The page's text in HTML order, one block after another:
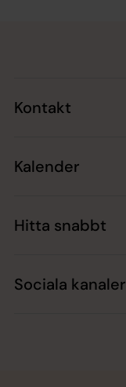
Kontakt
Kalender
Hitta snabbt
Sociala kanaler